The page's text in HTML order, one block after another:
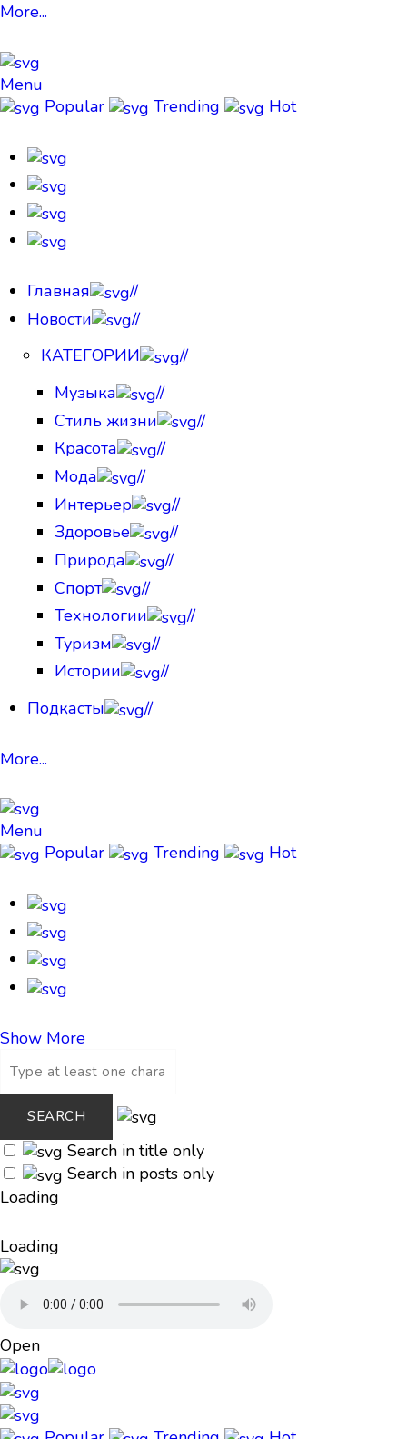
More...
Menu
Popular
Trending Hot
Главная
//
Новости
//
КАТЕГОРИИ
//
Музыка
//
Стиль жизни
//
Красота
//
Мода
//
Интерьер
//
Здоровье
//
Природа
//
Спорт
//
Технологии
//
Туризм
//
Истории
//
Подкасты
//
More...
Menu
Popular
Trending Hot
Show More
Search in title only
Search in posts only
Loading
Loading
Open